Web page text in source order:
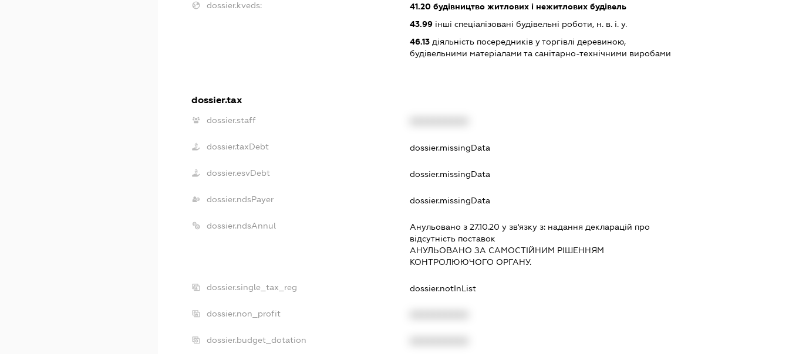
dossier.kveds: 41.20будівництво житлових і нежитлових будівель
43.99інші спеціалізовані будівельні роботи, н. в. і. у.
46.13діяльність посередників у торгівлі деревиною,
будівельними матеріалами та санітарно-технічними виробами
dossier.tax
dossier.staff
dossier.taxDebt dossier.missingData
dossier.esvDebt dossier.missingData
dossier.ndsPayer dossier.missingData
dossier.ndsAnnul Анульовано з 27.10.20 у зв'язку з: надання декларацiй про
вiдсутнiсть поставок
АНУЛЬОВАНО ЗА САМОСТIЙНИМ РIШЕННЯМ
КОНТРОЛЮЮЧОГО ОРГАНУ.
dossier.single_tax_reg dossier.notInList
dossier.non_profit
dossier.budget_dotation